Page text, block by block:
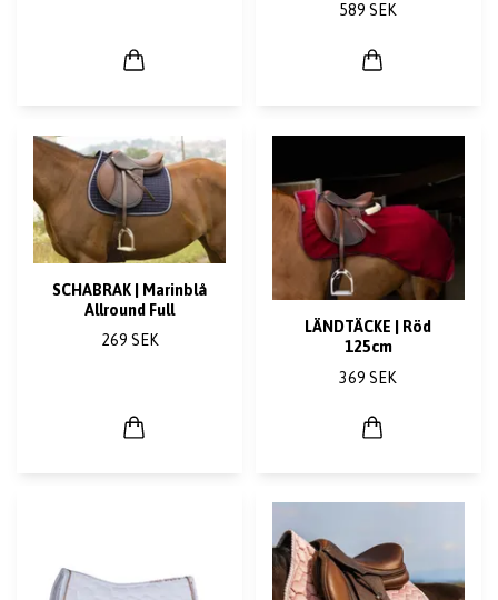
589 SEK
SCHABRAK | Marinblå
Allround Full
269 SEK
LÄNDTÄCKE | Röd
125cm
369 SEK